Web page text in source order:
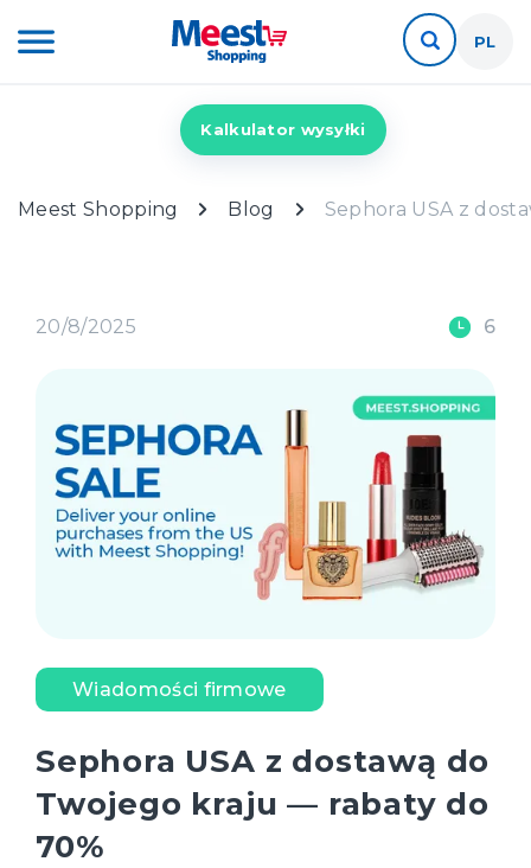
PL
Kalkulator wysyłki
Meest Shopping Blog Sephora USA z
20/8/2025 6
Wiadomości firmowe
Sephora USA z dostawą do
Twojego kraju — rabaty do
70%